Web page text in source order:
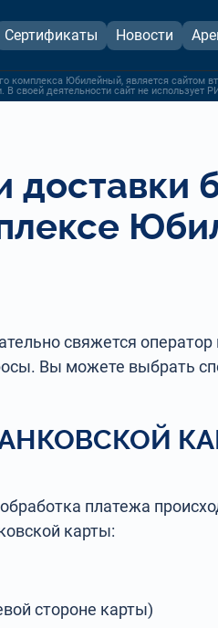
Сертификаты Новости
комплекса Юбилейный, является сайтом
В своей деятельности сайт не
доставки
свяжется
Вы можете выбрать
платежа
карты:
стороне карты)